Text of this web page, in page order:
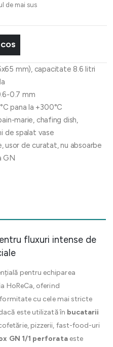
de mai sus
mm), capacitate 8.6 litri
0.7 mm
pana la +300°C
marie, chafing dish,
de spalat vase
usor de curatat, nu absoarbe
GN
fluxuri intense de
pentru echiparea
HoReCa, oferind
cu cele mai stricte
este utilizată în bucatarii
pizzerii, fast-food-uri
GN 1/1 perforataeste